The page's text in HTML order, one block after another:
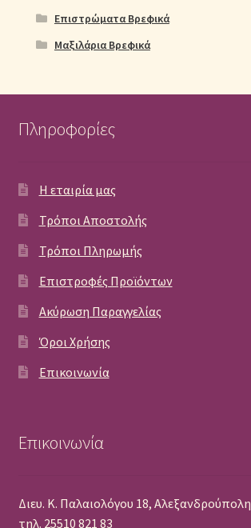
Επιστρώματα Βρεφικά
Μαξιλάρια Βρεφικά
Πληροφορίες
Η εταιρία μας
Τρόποι Αποστολής
Τρόποι Πληρωμής
Επιστροφές Προϊόντων
Ακύρωση Παραγγελίας
Όροι Χρήσης
Επικοινωνία
Επικοινωνία
Διευ. Κ. Παλαιολόγου 18, Αλεξανδρούπολη
τηλ. 25510 821 83